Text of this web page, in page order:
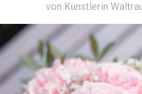
von Künstlerin